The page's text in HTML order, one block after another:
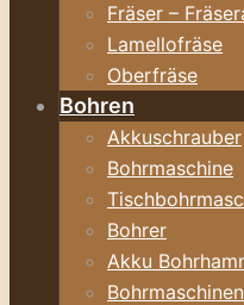
Fräser –
Lamellofräse
Oberfräse
Bohren
Akkuschrauber
Bohrmaschine
Bohrer
Akku